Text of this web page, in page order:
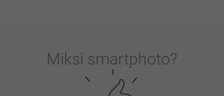
Miksi smartphoto?